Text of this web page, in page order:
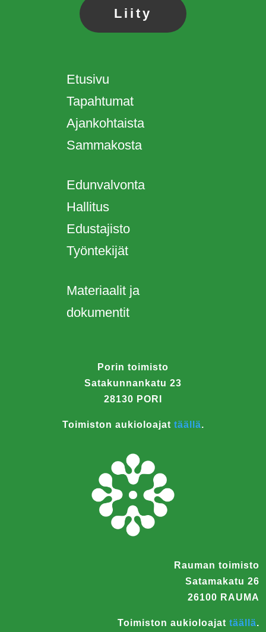
Liity
Etusivu
Tapahtumat
Ajankohtaista
Sammakosta
Edunvalvonta
Hallitus
Edustajisto
Työntekijät
Materiaalit ja
dokumentit
Porin toimisto
Satakunnankatu 23
28130 PORI
Toimiston aukioloajat täällä.
Rauman toimisto
Satamakatu 26
26100 RAUMA
Toimiston aukioloajat täällä.